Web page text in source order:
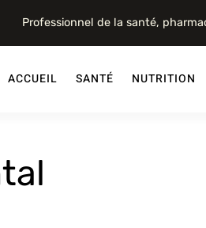
Professionnel de la santé,
ACCUEIL SANTÉ NUTRITION